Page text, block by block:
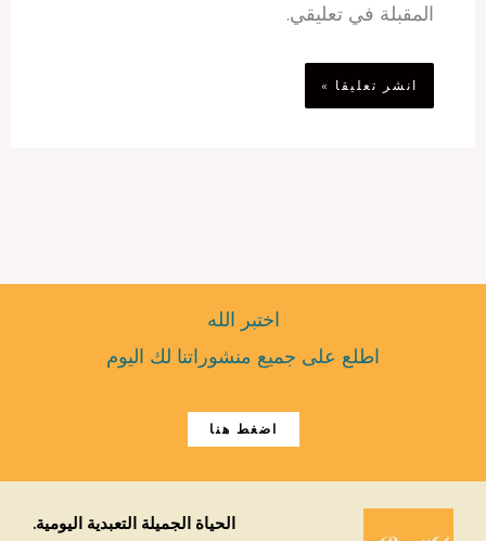
المقبلة في تعليقي.
اختبر الله
اطلع على جميع منشوراتنا لك اليوم
اضغط هنا
الحياة الجميلة التعبدية اليومية.